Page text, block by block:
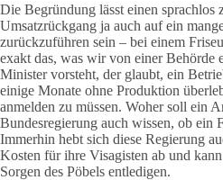
Die Begründung lässt einen sprachlos
Umsatzrückgang ja auch auf ein
zurückzuführen sein – bei einem
exakt das, was wir von einer Behörde
Minister vorsteht, der glaubt, ein
einige Monate ohne Produktion
anmelden zu müssen. Woher soll ein
Bundesregierung auch wissen, ob ein
Immerhin hebt sich diese Regierung
Kosten für ihre Visagisten ab und
Sorgen des Pöbels entledigen.